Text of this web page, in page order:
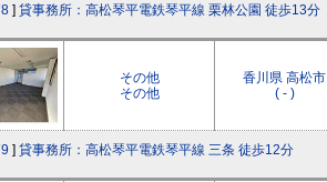
] 貸事務所：高松琴平電鉄琴平線 栗林公園 徒歩13分
その他
その他
香川県 高松市
( - )
] 貸事務所：高松琴平電鉄琴平線 三条 徒歩12分